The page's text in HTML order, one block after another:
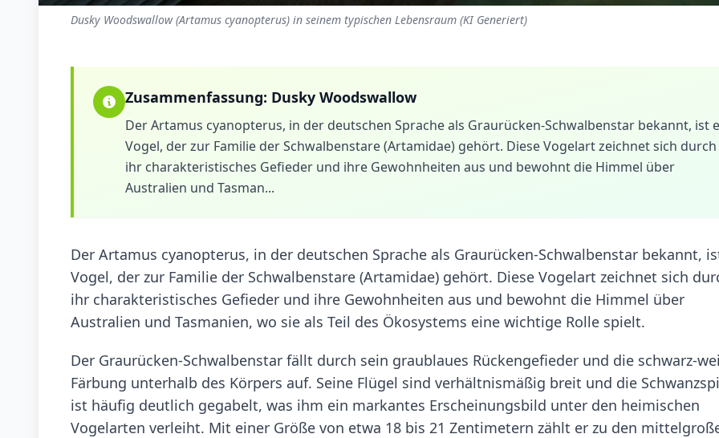
Dusky Woodswallow (Artamus cyanopterus) in seinem typischen Lebensraum (KI Generiert)
Zusammenfassung: Dusky Woodswallow
Der Artamus cyanopterus, in der deutschen Sprache als Graurücken-Schwalbenstar bekannt, ist
Vogel, der zur Familie der Schwalbenstare (Artamidae) gehört. Diese Vogelart zeichnet sich durch
ihr charakteristisches Gefieder und ihre Gewohnheiten aus und bewohnt die Himmel über
Australien und Tasman...
Der Artamus cyanopterus, in der deutschen Sprache als Graurücken-Schwalbenstar bekannt,
Vogel, der zur Familie der Schwalbenstare (Artamidae) gehört. Diese Vogelart zeichnet sich
ihr charakteristisches Gefieder und ihre Gewohnheiten aus und bewohnt die Himmel über
Australien und Tasmanien, wo sie als Teil des Ökosystems eine wichtige Rolle spielt.
Der Graurücken-Schwalbenstar fällt durch sein graublaues Rückengefieder und die schwarz-
Färbung unterhalb des Körpers auf. Seine Flügel sind verhältnismäßig breit und die
ist häufig deutlich gegabelt, was ihm ein markantes Erscheinungsbild unter den heimischen
Vogelarten verleiht. Mit einer Größe von etwa 18 bis 21 Zentimetern zählt er zu den